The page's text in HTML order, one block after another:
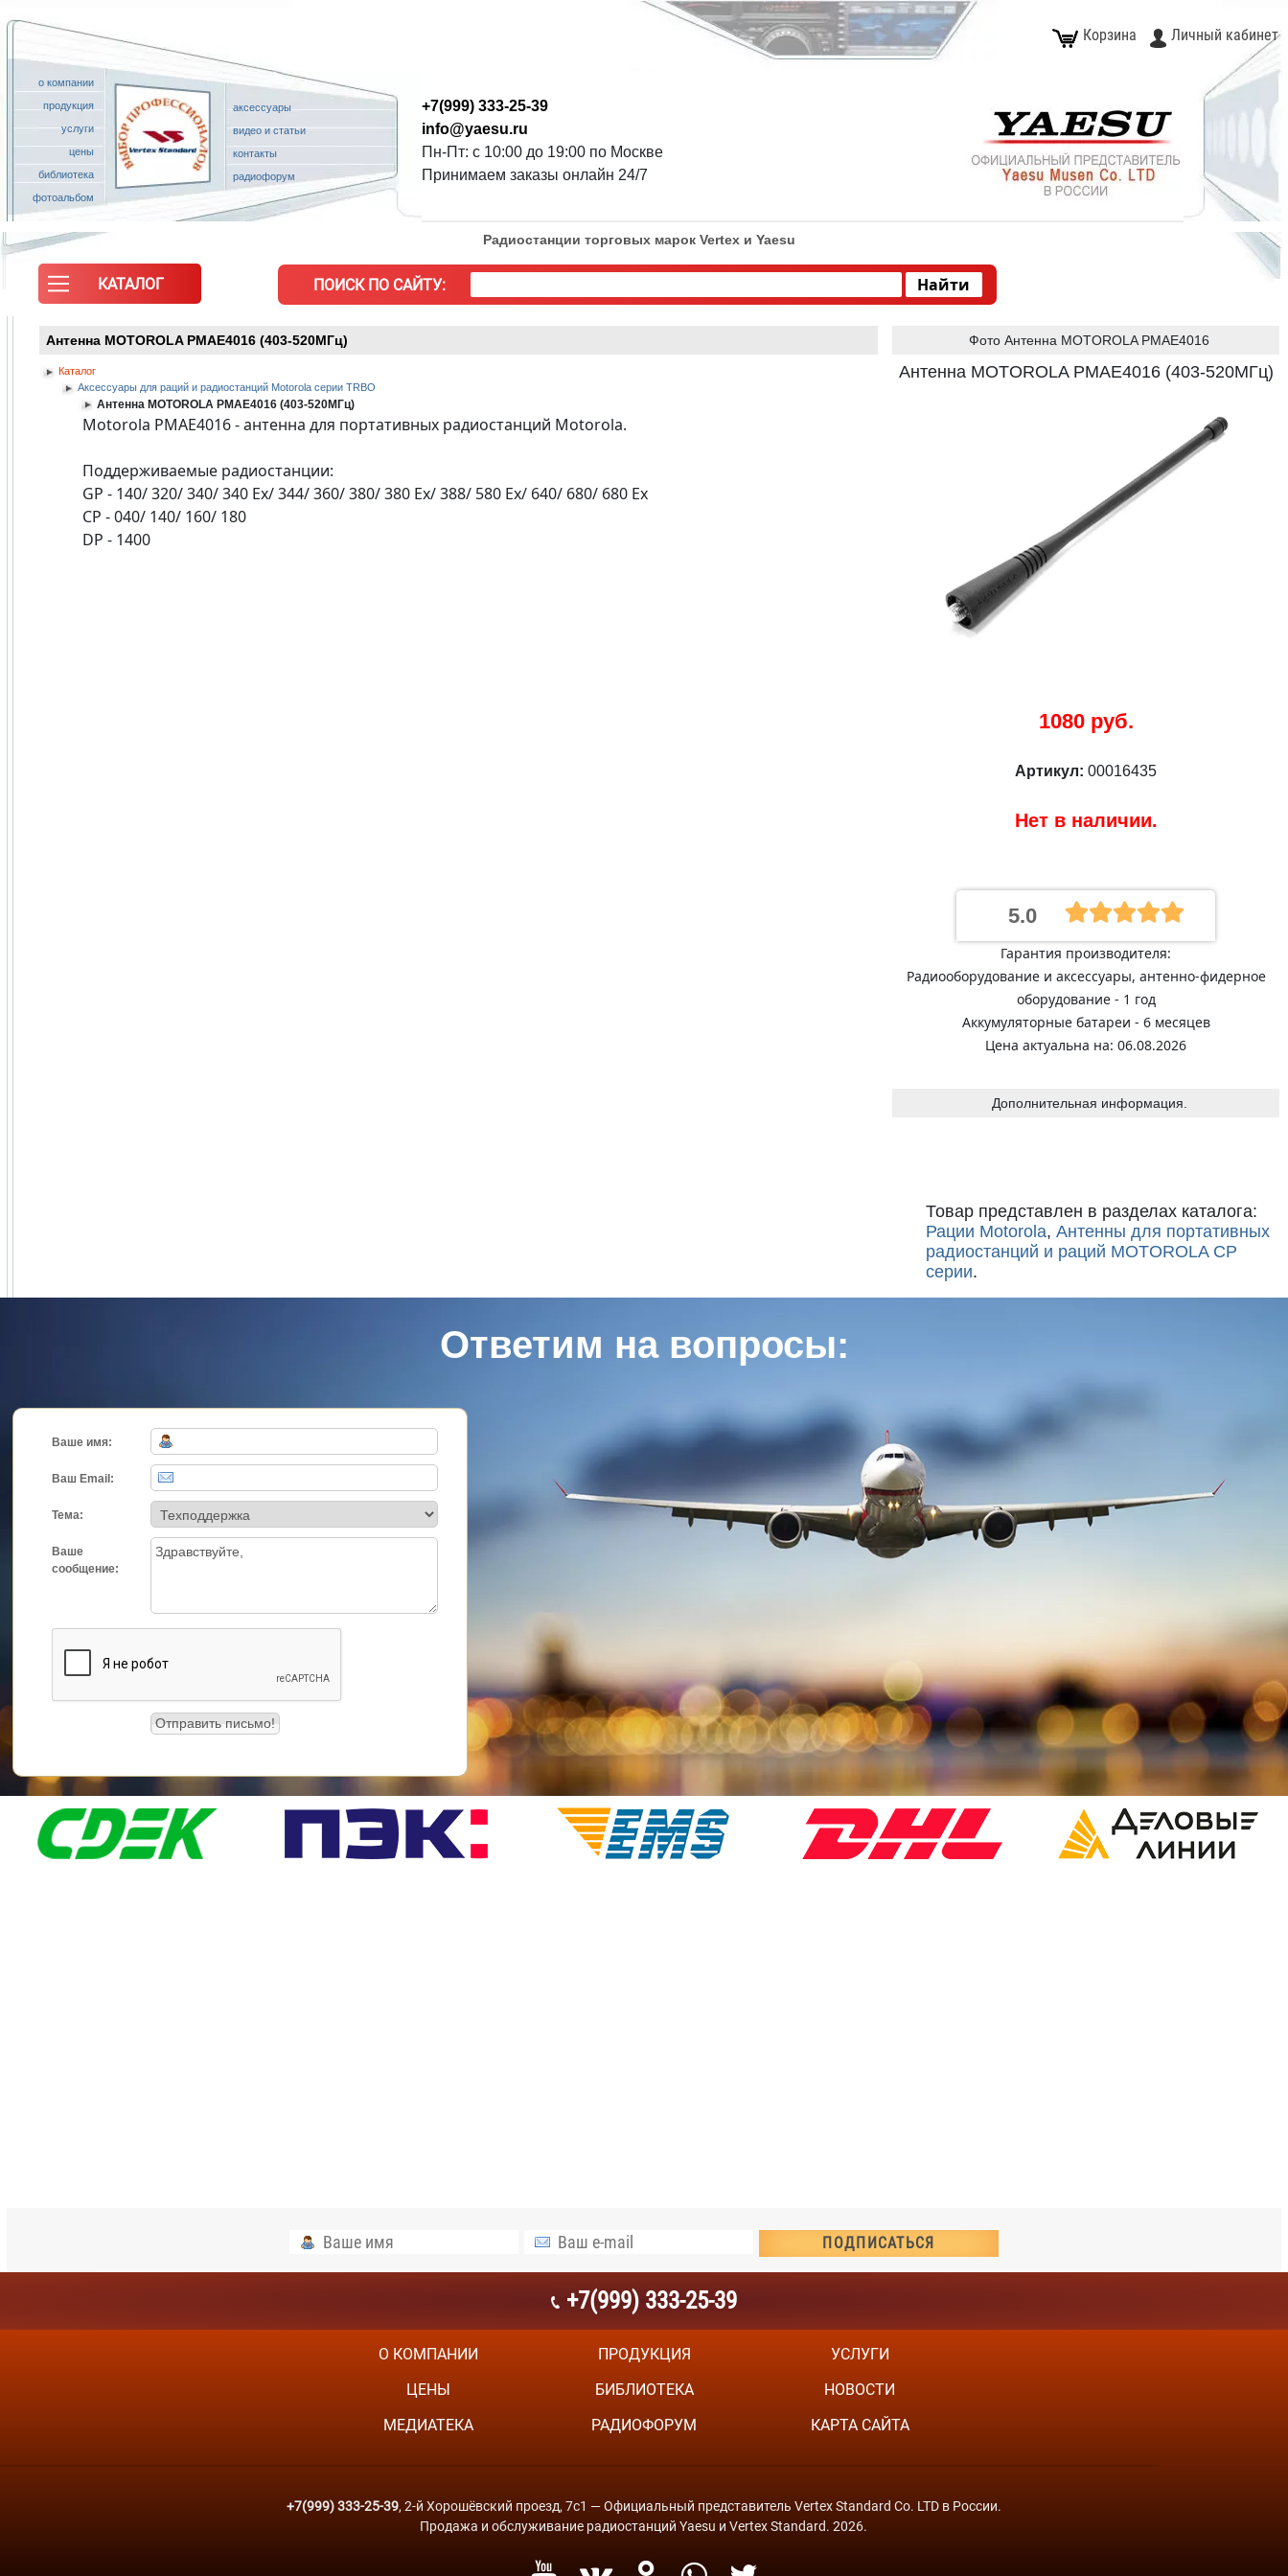
Корзина Личный кабинет
о компании
продукция
услуги
цены
библиотека
фотоальбом
аксессуары
видео и статьи
контакты
радиофорум
+7(999) 333-25-39
info@yaesu.ru
Пн-Пт: с 10:00 до 19:00 по Москве
Принимаем заказы онлайн 24/7
КАТАЛОГ
Радиостанции торговых марок Vertex и Yaesu
ПОИСК ПО САЙТУ:
Антенна MOTOROLA PMAE4016 (403-520МГц)
Каталог
Аксессуары для раций и радиостанций Motorola серии TRBO
Антенна MOTOROLA PMAE4016 (403-520МГц)
Motorola PMAE4016 - антенна для портативных радиостанций Motorola.
Поддерживаемые радиостанции:
GP - 140/ 320/ 340/ 340 Ex/ 344/ 360/ 380/ 380 Ex/ 388/ 580 Ex/ 640/ 680/ 680 Ex
CP - 040/ 140/ 160/ 180
DP - 1400
Фото Антенна MOTOROLA PMAE4016
Антенна MOTOROLA PMAE4016 (403-520МГц)
1080 руб.
Артикул: 00016435
Нет в наличии.
5.0
Гарантия производителя:
Радиооборудование и аксессуары, антенно-фидерное
оборудование - 1 год
Аккумуляторные батареи - 6 месяцев
Цена актуальна на: 06.08.2026
Дополнительная информация.
Товар представлен в разделах каталога:
Рации Motorola, Антенны для портативных
радиостанций и раций MOTOROLA CP
серии.
Ответим на вопросы:
Ваше имя:
Ваш Email:
Тема:
Ваше
сообщение:
+7(999) 333-25-39
О КОМПАНИИ
ЦЕНЫ
МЕДИАТЕКА
ПРОДУКЦИЯ
БИБЛИОТЕКА
РАДИОФОРУМ
УСЛУГИ
НОВОСТИ
КАРТА САЙТА
+7(999) 333-25-39, 2-й Хорошёвский проезд, 7с1 — Официальный представитель Vertex Standard Co. LTD в России.
Продажа и обслуживание радиостанций Yaesu и Vertex Standard. 2026.